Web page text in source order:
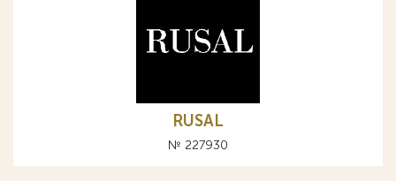
RUSAL
№ 227930